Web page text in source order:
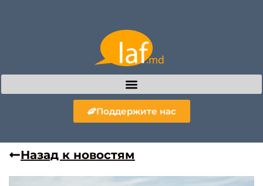
Поддержите нас
Назад к новостям